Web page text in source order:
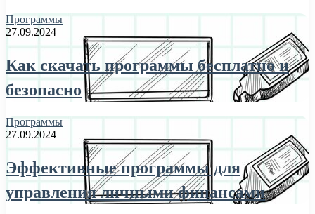
Программы
27.09.2024
Как скачать программы бесплатно и
безопасно
Программы
27.09.2024
Эффективные программы для
управления личными финансами